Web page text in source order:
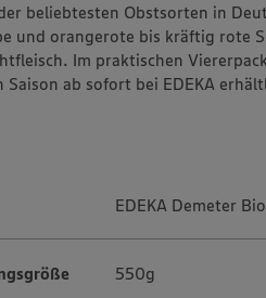
beliebtesten Obstsorten in
und orangerote bis kräftig rote
Im praktischen
Saison ab sofort bei EDEKA
EDEKA Demeter
550g